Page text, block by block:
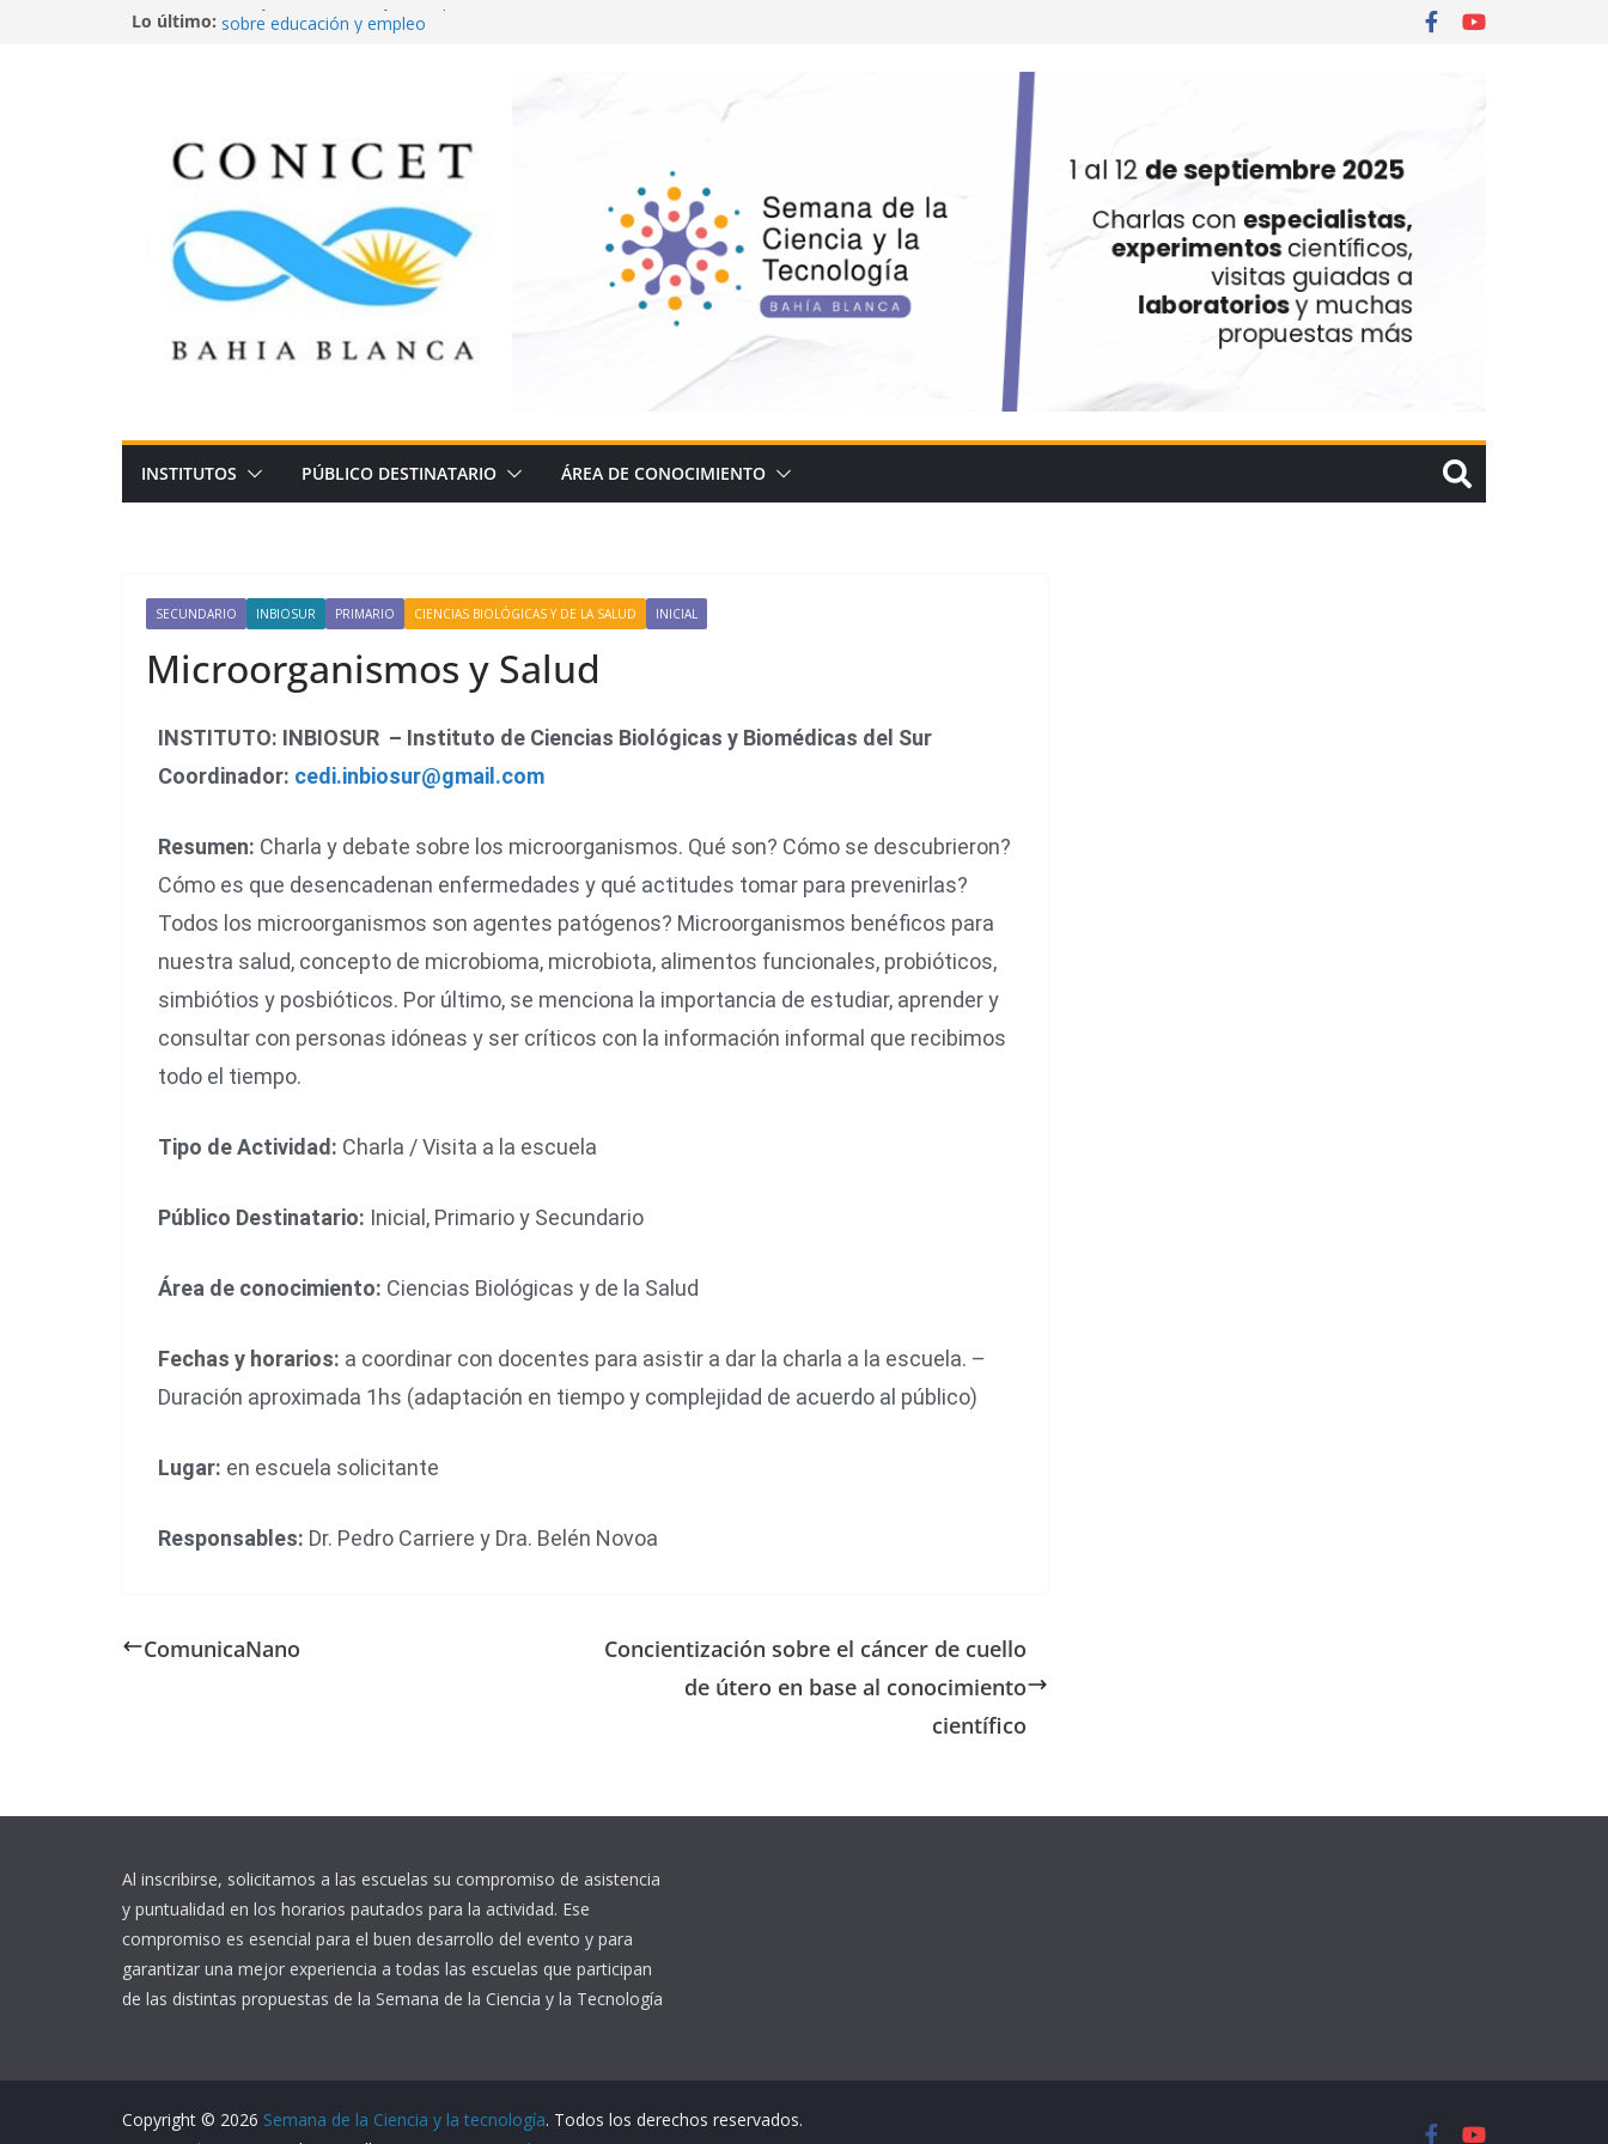
Lo último:
A mayor estudio, mayores oportunidades: datos bahienses
sobre educación y empleo
Del secundario a la universidad: el desafío de llegar y
futuro
Neurociencia, psicología y economía. ¿Cuándo cooperamos y
cuándo cumplimos normas? Un juego en red.
INSTITUTOS PÚBLICO DESTINATARIO ÁREA DE CONOCIMIENTO
SECUNDARIO INBIOSUR PRIMARIO CIENCIAS BIOLÓGICAS Y DE LA SALUD INICIAL
Microorganismos y Salud
INSTITUTO: INBIOSUR – Instituto de Ciencias Biológicas y Biomédicas del Sur
Coordinador: cedi.inbiosur@gmail.com
Resumen: Charla y debate sobre los microorganismos. Qué son? Cómo se descubrieron?
Cómo es que desencadenan enfermedades y qué actitudes tomar para prevenirlas?
Todos los microorganismos son agentes patógenos? Microorganismos benéficos para
nuestra salud, concepto de microbioma, microbiota, alimentos funcionales, probióticos,
simbiótios y posbióticos. Por último, se menciona la importancia de estudiar, aprender y
consultar con personas idóneas y ser críticos con la información informal que recibimos
todo el tiempo.
Tipo de Actividad: Charla / Visita a la escuela
Público Destinatario: Inicial, Primario y Secundario
Área de conocimiento: Ciencias Biológicas y de la Salud
Fechas y horarios: a coordinar con docentes para asistir a dar la charla a la escuela. –
Duración aproximada 1hs (adaptación en tiempo y complejidad de acuerdo al público)
Lugar: en escuela solicitante
Responsables: Dr. Pedro Carriere y Dra. Belén Novoa
ComunicaNano
Concientización sobre el cáncer de cuello
de útero en base al conocimiento
científico
Al inscribirse, solicitamos a las escuelas su compromiso de asistencia
y puntualidad en los horarios pautados para la actividad. Ese
compromiso es esencial para el buen desarrollo del evento y para
garantizar una mejor experiencia a todas las escuelas que participan
de las distintas propuestas de la Semana de la Ciencia y la Tecnología
Copyright © 2026 Semana de la Ciencia y la tecnología. Todos los derechos reservados.